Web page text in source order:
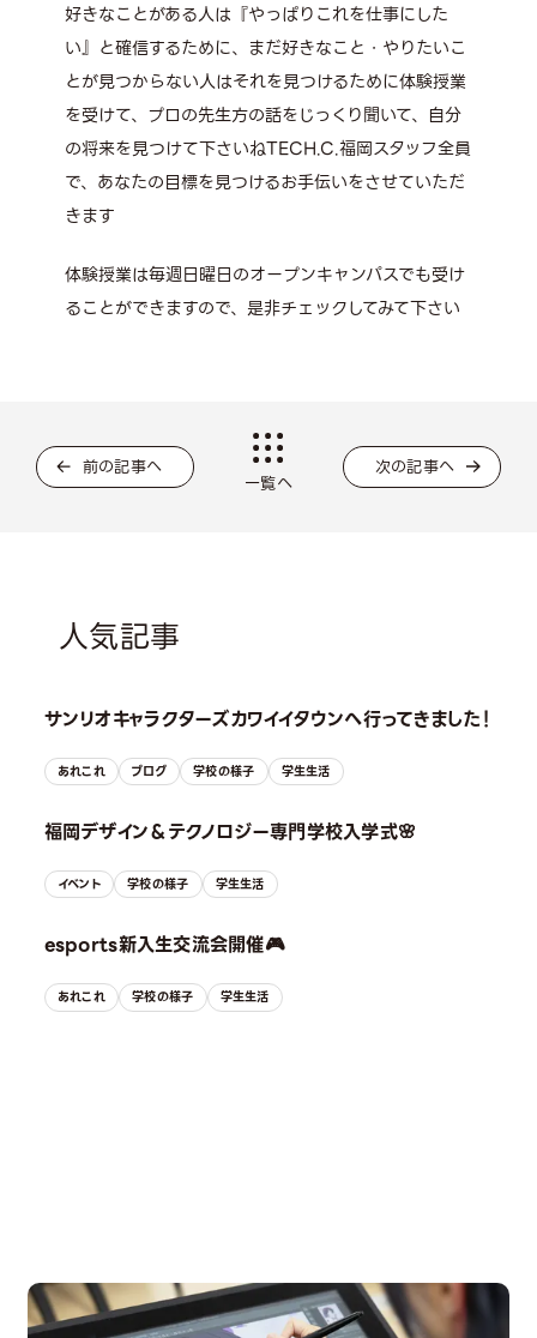
好きなことがある人は『やっぱりこれを仕事にした
い』と確信するために、まだ好きなこと・やりたいこ
とが見つからない人はそれを見つけるために体験授業
を受けて、プロの先生方の話をじっくり聞いて、自分
の将来を見つけて下さいねTECH.C.福岡スタッフ全員
で、あなたの目標を見つけるお手伝いをさせていただ
きます
体験授業は毎週日曜日のオープンキャンパスでも受け
ることができますので、是非チェックしてみて下さい
前の記事へ
一覧へ
次の記事へ
人気記事
サンリオキャラクターズカワイイタウンへ行ってきました！
あれこれ ブログ 学校の様子 学生生活
福岡デザイン＆テクノロジー専門学校入学式🌸
イベント 学校の様子 学生生活
esports新入生交流会開催🎮
あれこれ 学校の様子 学生生活